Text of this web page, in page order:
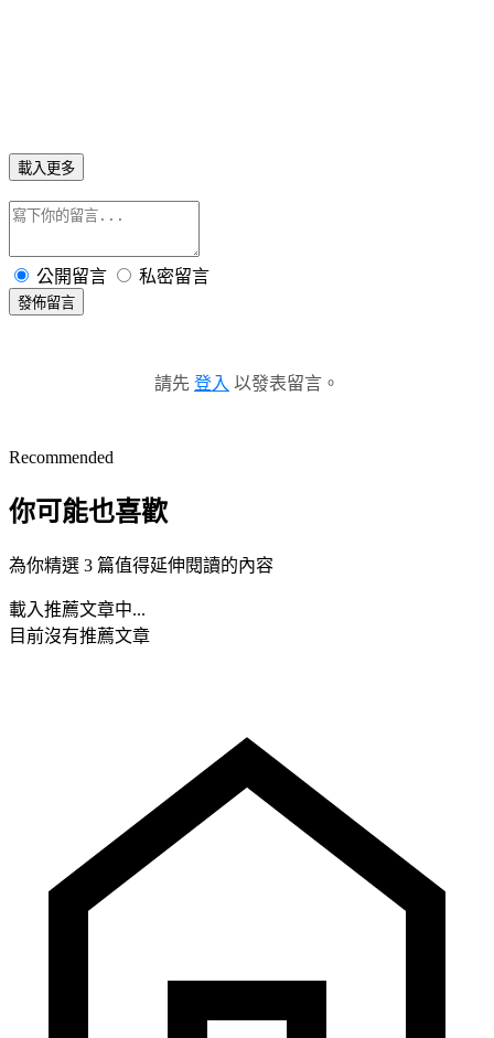
載入更多
公開留言 私密留言
發佈留言
請先 登入 以發表留言。
Recommended
你可能也喜歡
為你精選 3 篇值得延伸閱讀的內容
載入推薦文章中...
目前沒有推薦文章